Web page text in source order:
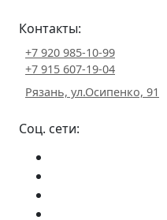
Контакты:
+7 920 985-10-99
+7 915 607-19-04
Рязань, ул.Осипенко, 91
Соц. сети: